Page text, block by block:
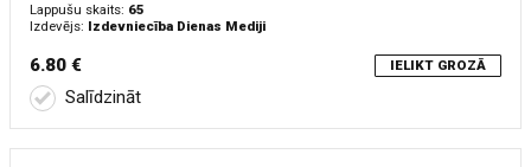
Lappušu skaits: 65
Izdevējs: Izdevniecība Dienas Mediji
6.80 € IELIKT GROZĀ
Salīdzināt